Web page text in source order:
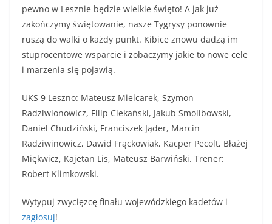
pewno w Lesznie będzie wielkie święto! A jak już
zakończymy świętowanie, nasze Tygrysy ponownie
ruszą do walki o każdy punkt. Kibice znowu dadzą im
stuprocentowe wsparcie i zobaczymy jakie to nowe cele
i marzenia się pojawią.
UKS 9 Leszno: Mateusz Mielcarek, Szymon
Radziwionowicz, Filip Ciekański, Jakub Smolibowski,
Daniel Chudziński, Franciszek Jąder, Marcin
Radziwinowicz, Dawid Frąckowiak, Kacper Pecolt, Błażej
Miękwicz, Kajetan Lis, Mateusz Barwiński. Trener:
Robert Klimkowski.
Wytypuj zwycięzcę finału wojewódzkiego kadetów i
zagłosuj!